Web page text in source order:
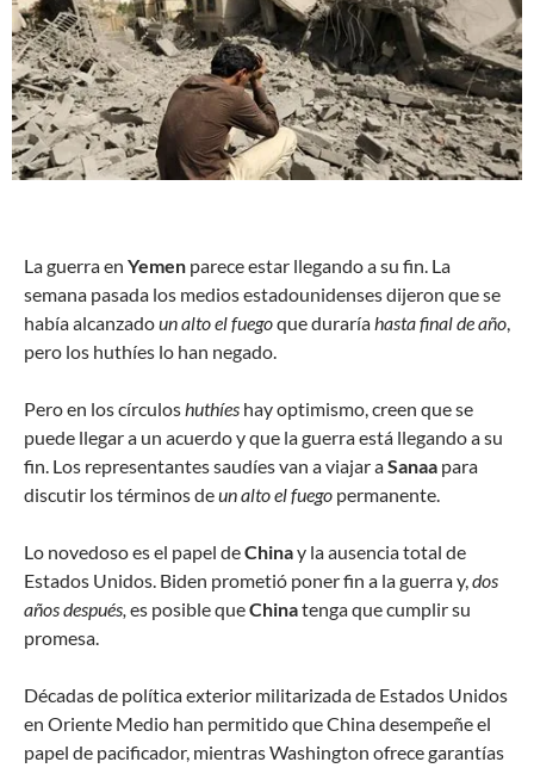
La guerra en Yemen parece estar llegando a su fin. La
semana pasada los medios estadounidenses dijeron que se
había alcanzadoun alto el fuegoque duraríahasta final de año,
pero los huthíes lo han negado.
Pero en los círculoshuthíes hay optimismo, creen que se
puede llegar a un acuerdo y que la guerra está llegando a su
fin. Los representantes saudíes van a viajar aSanaa para
discutir los términos deun alto el fuego permanente.
Lo novedoso es el papel deChinay la ausencia total de
Estados Unidos. Biden prometió poner fin a la guerra y,dos
años después, es posible queChinatenga que cumplir su
promesa.
Décadas de política exterior militarizada de Estados Unidos
en Oriente Medio han permitido que China desempeñe el
papel de pacificador, mientras Washington ofrece garantías